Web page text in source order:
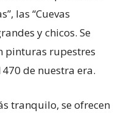
las “Cuevas
y chicos. Se
pinturas rupestres
de nuestra era.
tranquilo, se ofrecen